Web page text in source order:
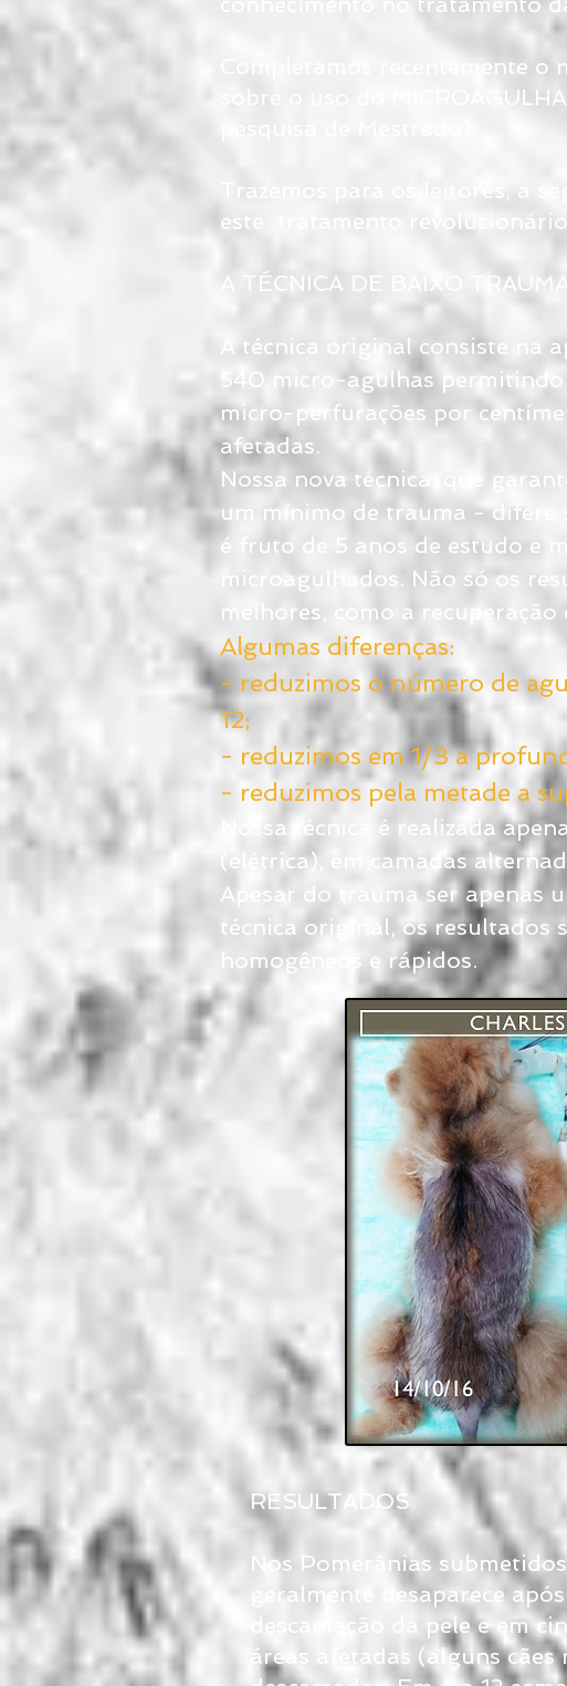
Completamos recentemente
sobre o uso do
Trazemos para os leitores, a
este tratamento revolucionário
A TÉCNICA DE BAIXO TRAUMA
A técnica original consiste na
540 micro-agulhas permitindo
micro-perfurações por
afetadas.
Nossa nova técnica, que
um mínimo de trauma - difere
é fruto de 5 anos de estudo e
microagulhados. Não só os
melhores, como a
Algumas diferenças:
- reduzimos o número de
12;
- reduzimos em 1/3 a
- reduzimos pela metade a
Nossa técnica é realizada
(elétrica), em camadas
Apesar do trauma ser apenas
técnica original, os resultados
homogêneos e rápidos.
RESULTADOS
Nos Pomerânias
geralmente desaparece
descamação da pele e em
áreas afetadas (alguns